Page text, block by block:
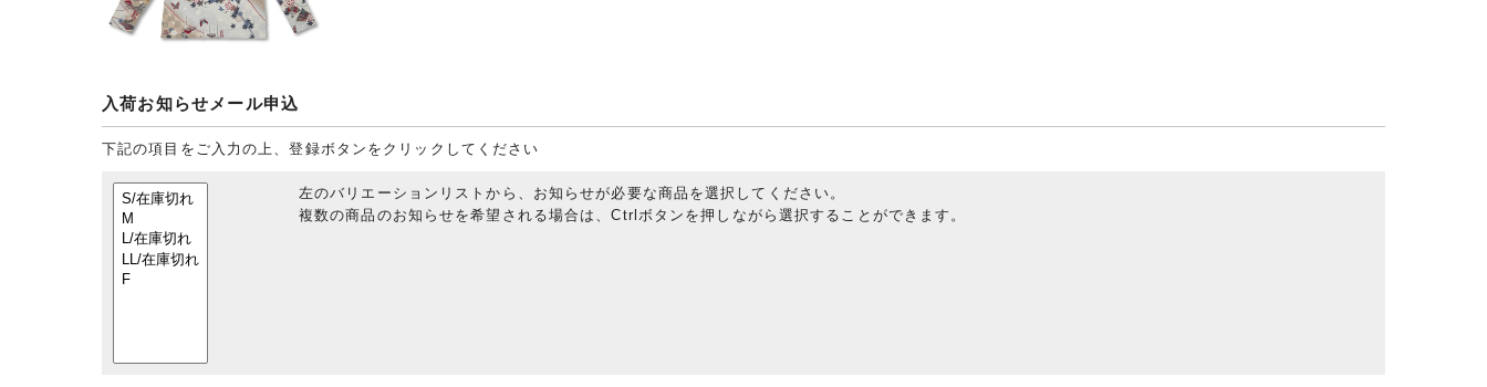
入荷お知らせメール申込
下記の項目をご入力の上、登録ボタンをクリックしてください
左のバリエーションリストから、お知らせが必要な商品を選択してください。
複数の商品のお知らせを希望される場合は、Ctrlボタンを押しながら選択することができます。